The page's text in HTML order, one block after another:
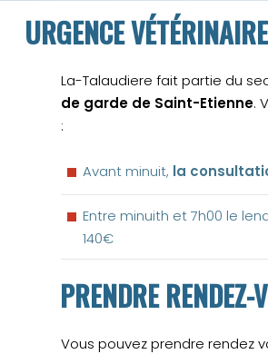
URGENCE
La-Talaudiere fait partie du
de garde de Saint-Etienne.
:
Avant minuit, la
Entre minuith et 7h00 le
140€
PRENDRE RENDEZ-
Vous pouvez prendre rendez